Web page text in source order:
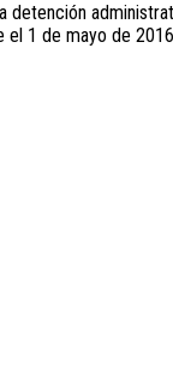
el 1 de mayo de